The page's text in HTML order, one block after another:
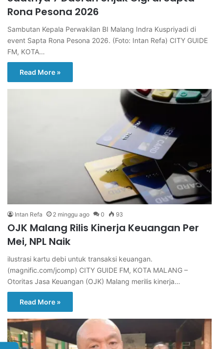
Rona Pesona 2026
Sambutan Kepala Perwakilan BI Malang Indra Kuspriyadi di
event Sapta Rona Pesona 2026. (Foto: Intan Refa) CITY GUIDE
FM, KOTA…
Read More »
Intan Refa 2 minggu ago 0 93
OJK Malang Rilis Kinerja Keuangan Per
Mei, NPL Naik
ilustrasi kartu debi untuk transaksi keuangan.
(magnific.com/jcomp) CITY GUIDE FM, KOTA MALANG –
Otoritas Jasa Keuangan (OJK) Malang merilis kinerja…
Read More »